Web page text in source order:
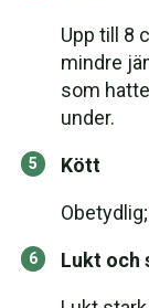
Upp till 8
mindre
som
under.
Kött
Lukt och